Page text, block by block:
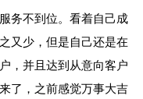
务不到位。看着自己成
又少，但是自己还是在
，并且达到从意向客户
了，之前感觉万事大吉